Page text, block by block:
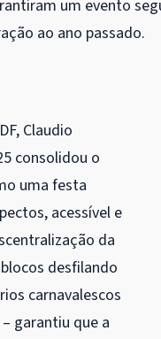
um evento
ao ano passado.
Claudio
consolidou o
uma festa
acessível e
da
desfilando
carnavalescos
garantiu que a